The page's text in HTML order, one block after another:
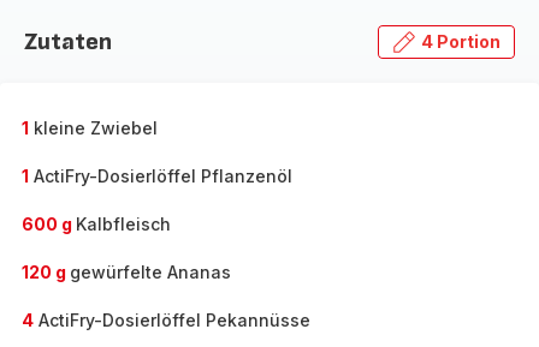
Zutaten 4 Portion
1 kleine Zwiebel
1 ActiFry-Dosierlöffel Pflanzenöl
600 g Kalbfleisch
120 g gewürfelte Ananas
4 ActiFry-Dosierlöffel Pekannüsse